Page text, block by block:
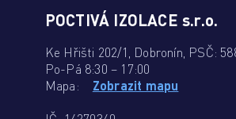
POCTIVÁ IZOLACE s.r.o.
Ke Hřišti 202/1, Dobronín, PSČ:
Po-Pá 8:30 – 17:00
Mapa:
Zobrazit mapu